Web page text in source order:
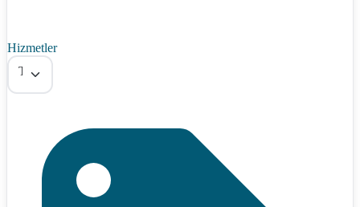
Hizmetler
Tümü